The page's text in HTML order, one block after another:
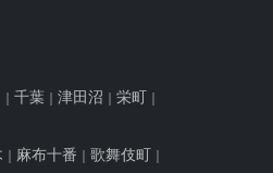
千葉 津田沼 栄町
麻布十番 歌舞伎町